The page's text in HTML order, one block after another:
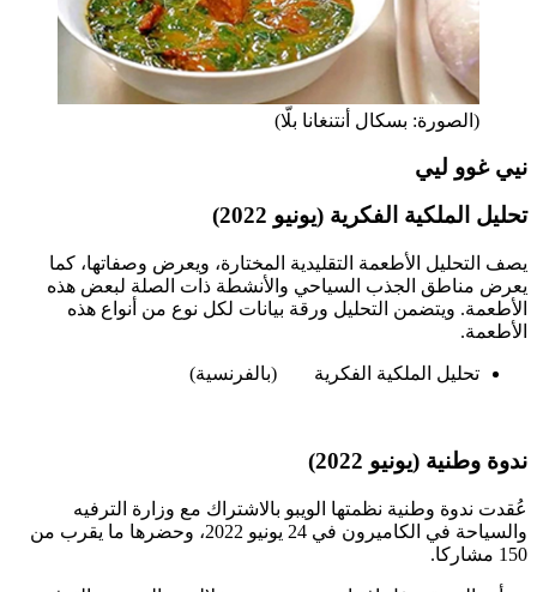
(الصورة: بسكال أنتنغانا بلّا)
نيي غوو ليي
تحليل الملكية الفكرية (يونيو 2022)
يصف التحليل الأطعمة التقليدية المختارة، ويعرض وصفاتها، كما
يعرض مناطق الجذب السياحي والأنشطة ذات الصلة لبعض هذه
الأطعمة. ويتضمن التحليل ورقة بيانات لكل نوع من أنواع هذه
الأطعمة.
تحليل الملكية الفكرية (بالفرنسية)
ندوة وطنية (يونيو 2022)
عُقدت ندوة وطنية نظمتها الويبو بالاشتراك مع وزارة الترفيه
والسياحة في الكاميرون في 24 يونيو 2022، وحضرها ما يقرب من
150 مشاركا.